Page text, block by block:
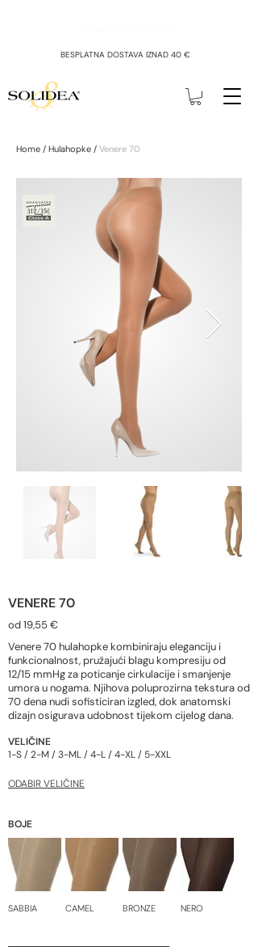
BESPLATNA DOSTAVA IZNAD 40 €
Home / Hulahopke / Venere 70
VENERE 70
od 19,55 €
Venere 70 hulahopke kombiniraju eleganciju i
funkcionalnost, pružajući blagu kompresiju od
12/15 mmHg za poticanje cirkulacije i smanjenje
umora u nogama. Njihova poluprozirna tekstura od
70 dena nudi sofisticiran izgled, dok anatomski
dizajn osigurava udobnost tijekom cijelog dana.
VELIČINE
1-S / 2-M / 3-ML / 4-L / 4-XL / 5-XXL
ODABIR VELIČINE
BOJE
SABBIA CAMEL BRONZE NERO